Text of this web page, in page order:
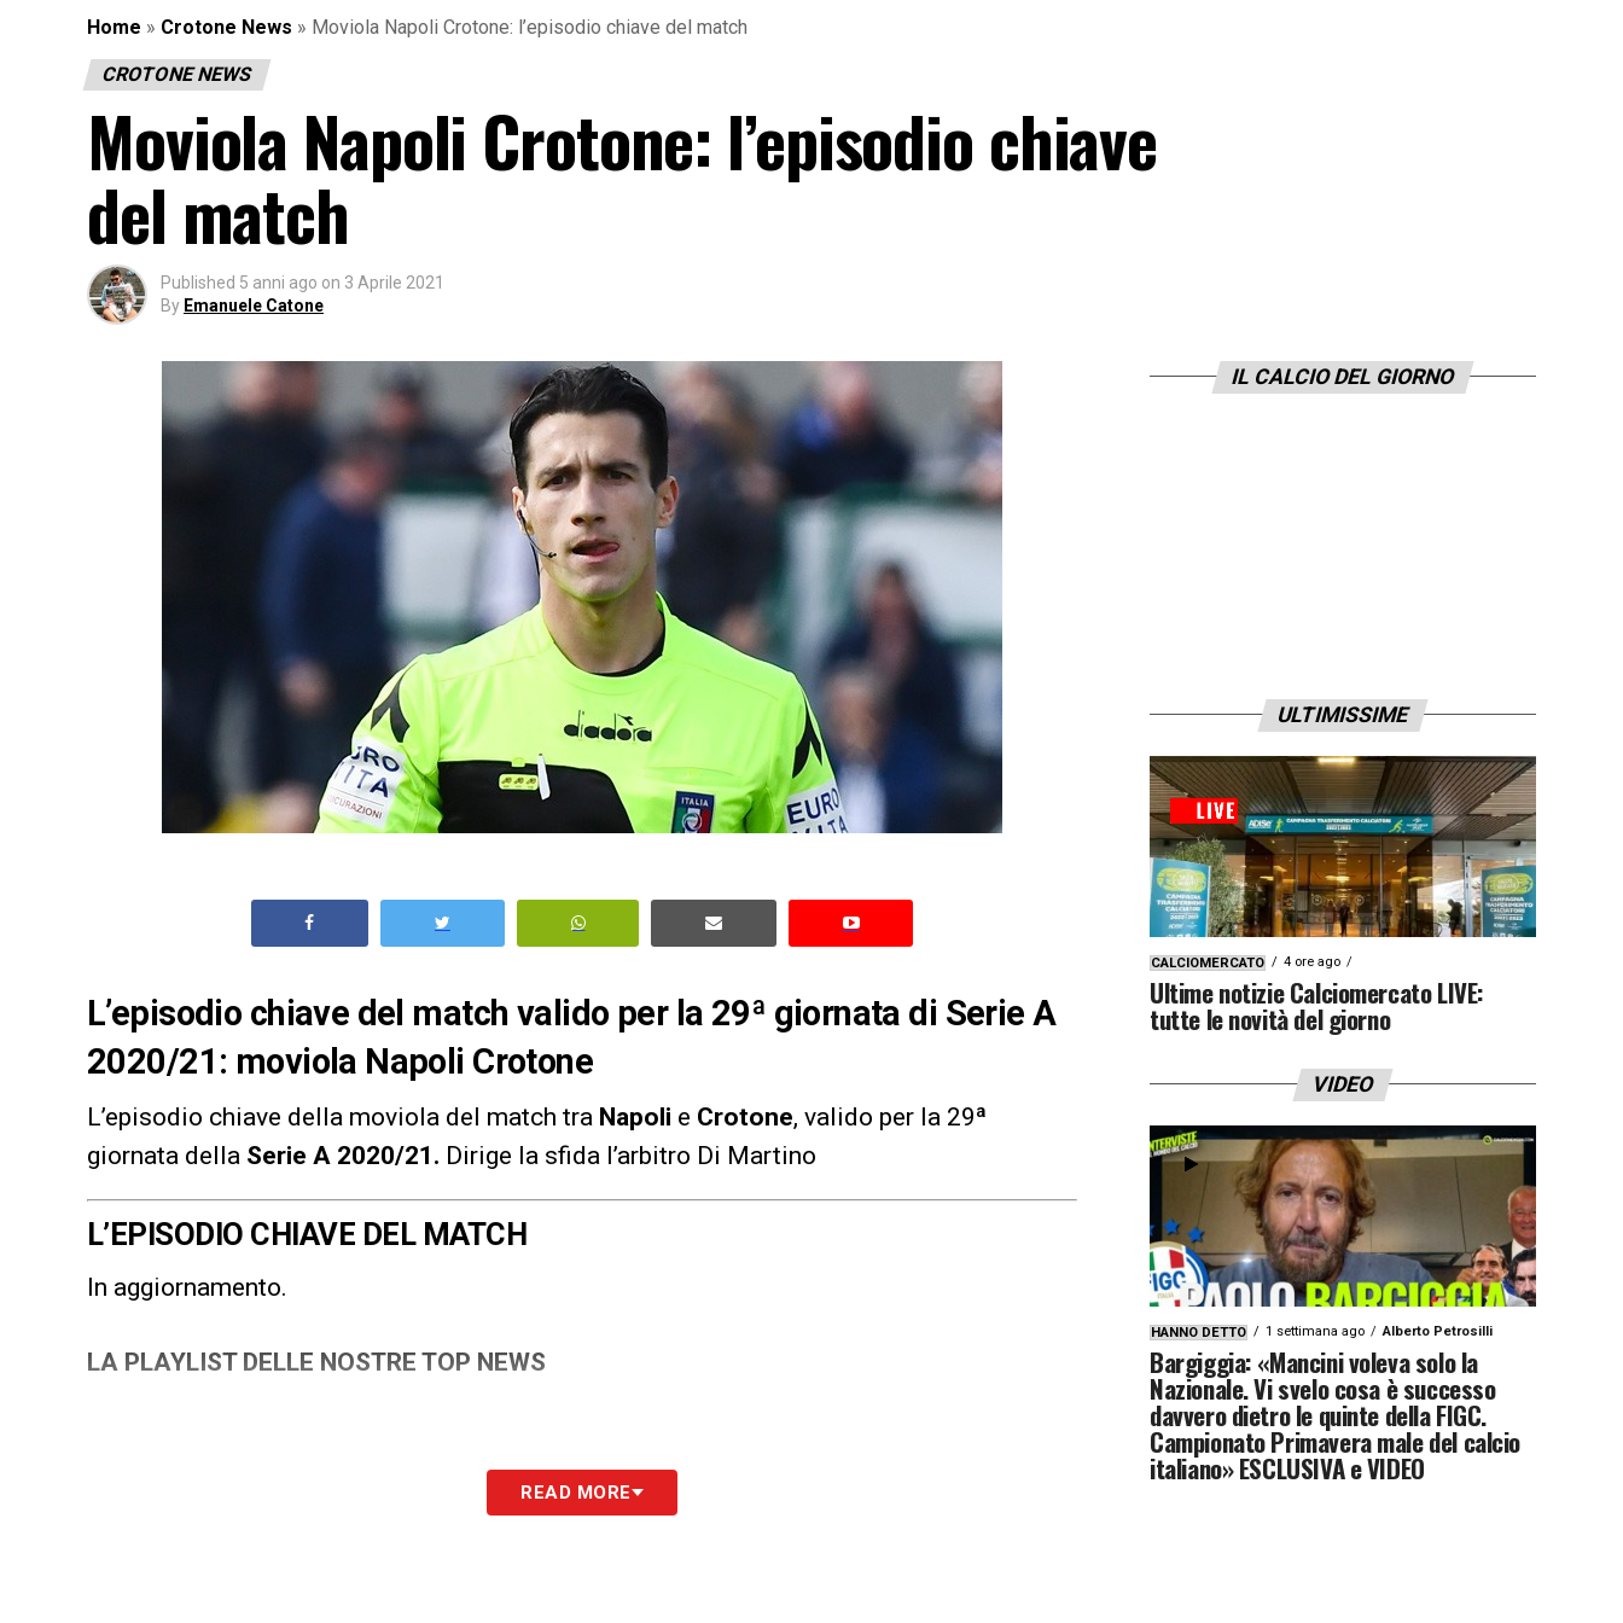
Home » Crotone News » Moviola Napoli Crotone: l’episodio chiave del match
CROTONE NEWS
Moviola Napoli Crotone: l’episodio chiave
del match
Published 5 anni ago on 3 Aprile 2021
By Emanuele Catone
L’episodio chiave del match valido per la 29ª giornata di Serie A
2020/21: moviola Napoli Crotone
L’episodio chiave della moviola del match tra Napoli e Crotone, valido per la 29ª
giornata della Serie A 2020/21 . Dirige la sfida l’arbitro Di Martino
L’EPISODIO CHIAVE DEL MATCH
In aggiornamento.
LA PLAYLIST DELLE NOSTRE TOP NEWS
READ MORE
IL CALCIO DEL GIORNO
ULTIMISSIME
CALCIOMERCATO 4 ore ago
Ultime notizie Calciomercato LIVE:
tutte le novità del giorno
VIDEO
HANNO DETTO 1 settimana ago Alberto Petrosilli
Bargiggia: «Mancini voleva solo la
Nazionale. Vi svelo cosa è successo
davvero dietro le quinte della FIGC.
Campionato Primavera male del calcio
italiano» ESCLUSIVA e VIDEO